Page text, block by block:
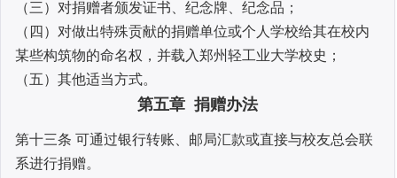
（三）对捐赠者颁发证书、纪念牌、纪念品；
（四）对做出特殊贡献的捐赠单位或个人学校给其在校内
某些构筑物的命名权，并载入郑州轻工业大学校史；
（五）其他适当方式。
第五章 捐赠办法
第十三条 可通过银行转账、邮局汇款或直接与校友总会联
系进行捐赠。